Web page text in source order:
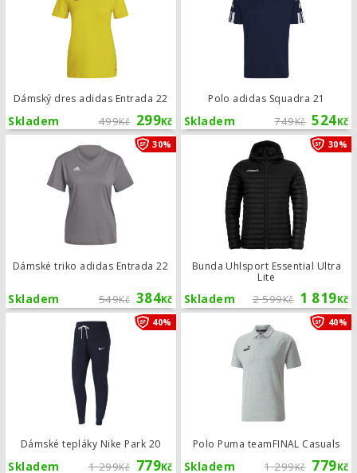
Dámský dres adidas Entrada 22
499Kč 299Kč
Skladem
Polo adidas Squadra 21
749Kč 524Kč
Skladem
Dámské triko adidas Entrada 22
549Kč 384Kč
Skladem
30% Dámské triko adidas Entrada 22
Bunda Uhlsport Essential Ultra
Lite
2 599Kč 1 819Kč
Skladem
30%
Dámské tepláky Nike Park 20
1 299Kč 779Kč
Skladem
40% Dámské tepláky Nike Park 20
Polo Puma teamFINAL Casuals
1 299Kč 779Kč
Skladem
40%